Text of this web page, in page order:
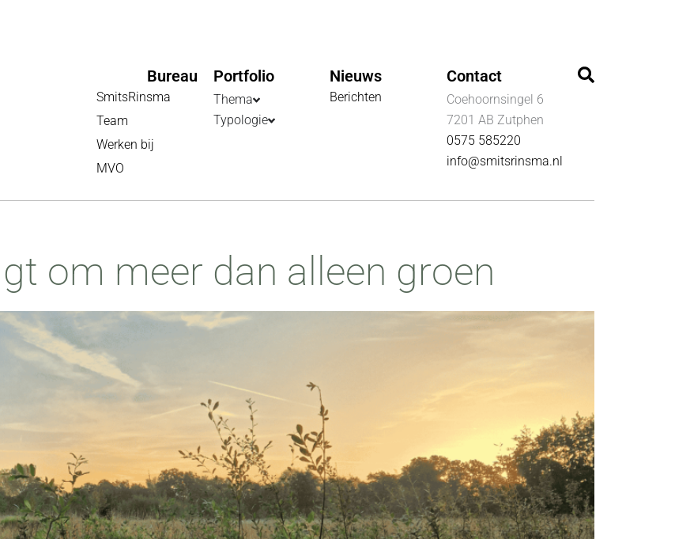
Bureau
SmitsRinsma
Team
Werken bij
MVO
Portfolio
Thema
Typologie
Nieuws
Berichten
Contact
Coehoornsingel 6
7201 AB Zutphen
0575 585220
info@smitsrinsma.nl
Zoeken
om meer dan alleen groen